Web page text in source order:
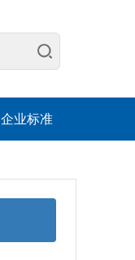
企业标准